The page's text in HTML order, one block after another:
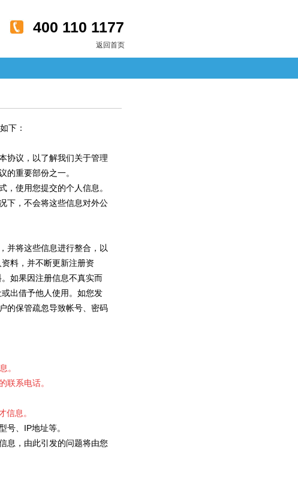
400 110 1177
返回首页
下：
协议，以了解我们关于管理
的重要部份之一。
，使用您提交的个人信息。
下，不会将这些信息对外公
并将这些信息进行整合，以
料，并不断更新注册资
如果因注册信息不真实而
出借予他人使用。如您发
的保管疏忽导致帐号、密码
。
联系电话。
信息。
号、IP地址等。
息，由此引发的问题将由您